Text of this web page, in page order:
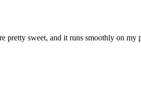
pretty sweet, and it runs smoothly on